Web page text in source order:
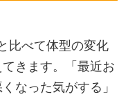
比べて体型の変化
きます。「最近お
なった気がする」